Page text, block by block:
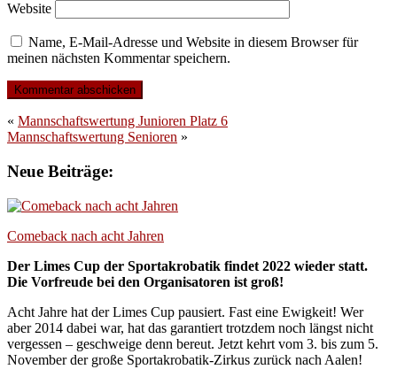
Website
Name, E-Mail-Adresse und Website in diesem Browser für
meinen nächsten Kommentar speichern.
« Mannschaftswertung Junioren Platz 6
Mannschaftswertung Senioren »
Neue Beiträge:
Comeback nach acht Jahren
Der Limes Cup der Sportakrobatik findet 2022 wieder statt.
Die Vorfreude bei den Organisatoren ist groß!
Acht Jahre hat der Limes Cup pausiert. Fast eine Ewigkeit! Wer
aber 2014 dabei war, hat das garantiert trotzdem noch längst nicht
vergessen – geschweige denn bereut. Jetzt kehrt vom 3. bis zum 5.
November der große Sportakrobatik-Zirkus zurück nach Aalen!